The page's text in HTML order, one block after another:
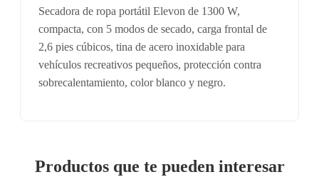
Secadora de ropa portátil Elevon de 1300 W,
compacta, con 5 modos de secado, carga frontal de
2,6 pies cúbicos, tina de acero inoxidable para
vehículos recreativos pequeños, protección contra
sobrecalentamiento, color blanco y negro.
Productos que te pueden interesar